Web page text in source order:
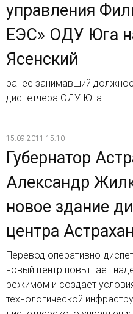
управления
ЕЭС» ОДУ Юга
Ясенский
ранее занимавший
диспетчера ОДУ Юга
15.09.2011 15:10
Губернатор
Александр
новое здание
центра
Перевод оперативно-
новый центр повышает
режимом и создает
технологической